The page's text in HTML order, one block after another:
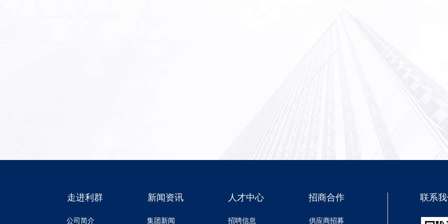
公司简介
走进利群
集团新闻
新闻资讯
招聘信息
人才中心
供应商招募
招商合作 联系